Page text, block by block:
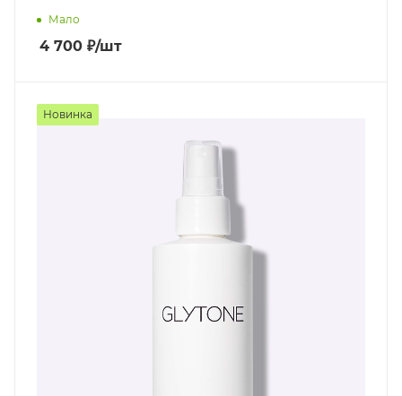
Мало
4 700 ₽/шт
Новинка